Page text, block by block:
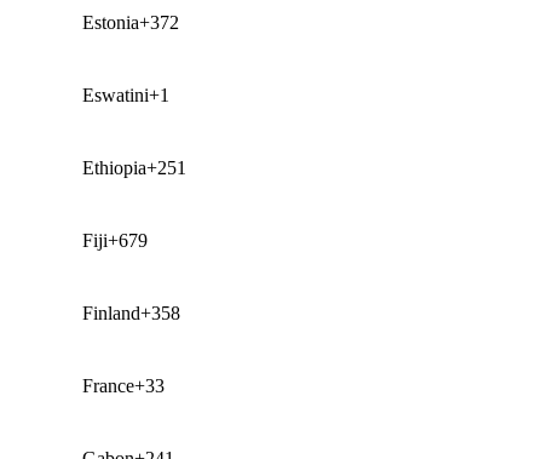
Estonia+372
Eswatini+1
Ethiopia+251
Fiji+679
Finland+358
France+33